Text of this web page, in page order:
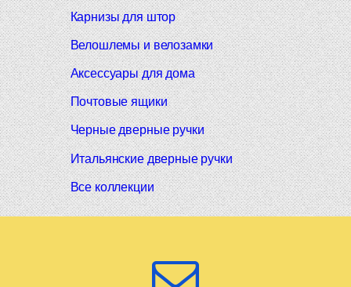
Карнизы для штор
Велошлемы и велозамки
Аксессуары для дома
Почтовые ящики
Черные дверные ручки
Итальянские дверные ручки
Все коллекции